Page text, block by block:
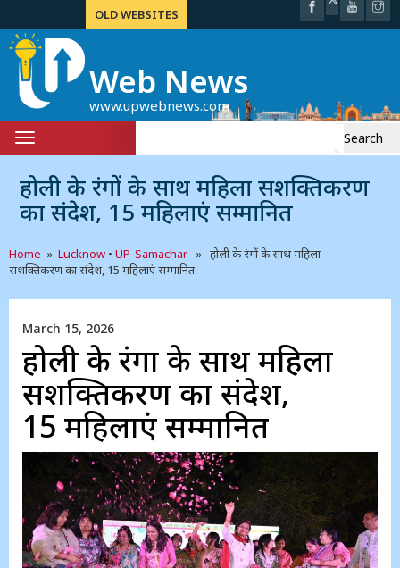
OLD WEBSITES
Web News
www.upwebnews.com
Toggle
navigation
होली के रंगों के साथ महिला सशक्तिकरण
का संदेश, 15 महिलाएं सम्मानित
Home » Lucknow • UP-Samachar » होली के रंगों के साथ महिला
सशक्तिकरण का संदेश, 15 महिलाएं सम्मानित
March 15, 2026
होली के रंगों के साथ महिला
सशक्तिकरण का संदेश,
15 महिलाएं सम्मानित